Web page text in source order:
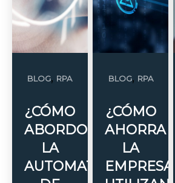
BLOG, RPA
¿CÓMO
ABORDO
LA
AUTOMATIZACIÓN
BLOG, RPA
¿CÓMO
AHORRA
LA
EMPRESA